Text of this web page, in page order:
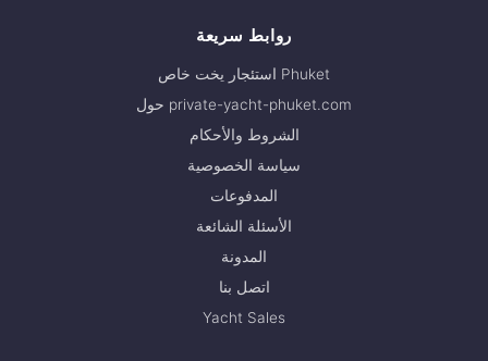
روابط سريعة
استئجار يخت خاص Phuket
حول private-yacht-phuket.com
الشروط والأحكام
سياسة الخصوصية
المدفوعات
الأسئلة الشائعة
المدونة
اتصل بنا
Yacht Sales